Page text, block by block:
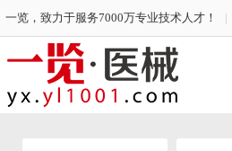
一览，致力于服务7000万专业技术人才！ |